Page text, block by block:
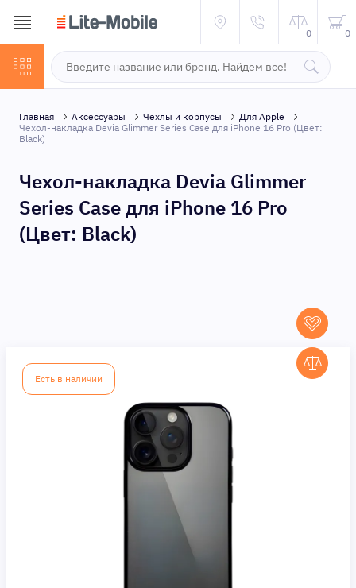
0 0
Главная Аксессуары Чехлы и корпусы
Для Apple
Чехол-накладка Devia Glimmer Series Case для iPhone 16 Pro (Цвет:
Black)
Чехол-накладка Devia Glimmer
Series Case для iPhone 16 Pro
(Цвет: Black)
Есть в наличии